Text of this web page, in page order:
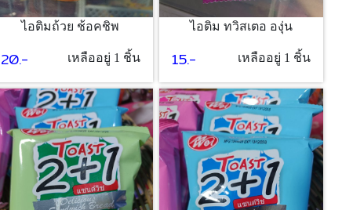
ไอติมถ้วย ช้อคชิพ
20.- เหลืออยู่ 1 ชิ้น
ไอติม ทวิสเตอ องุ่น
15.- เหลืออยู่ 1 ชิ้น